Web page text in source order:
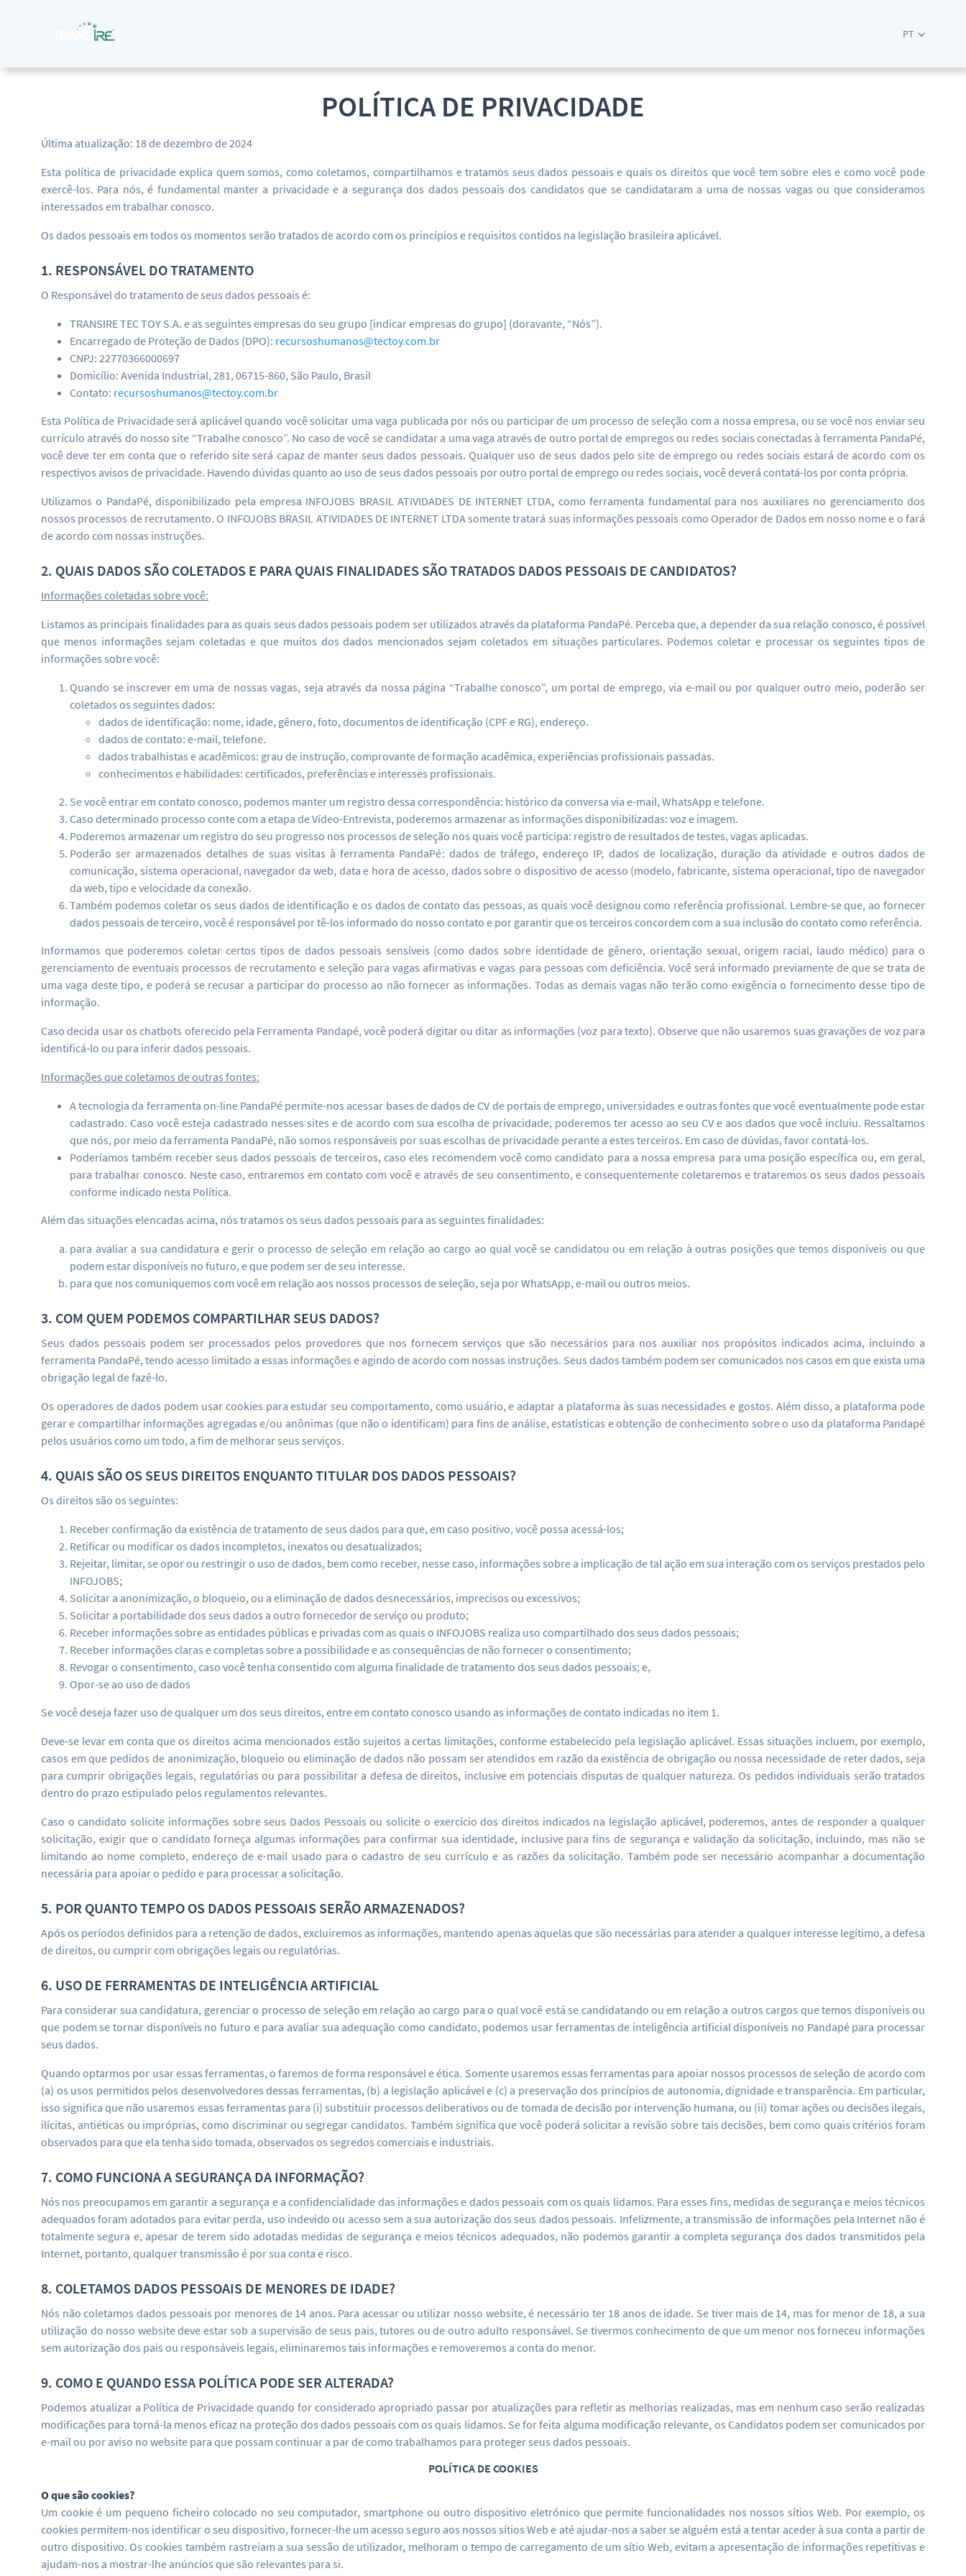
PT
POLÍTICA DE PRIVACIDADE
Última atualização: 18 de dezembro de 2024
Esta política de privacidade explica quem somos, como coletamos, compartilhamos e tratamos seus dados pessoais e quais os direitos que você tem sobre eles e como você pode
exercê-los. Para nós, é fundamental manter a privacidade e a segurança dos dados pessoais dos candidatos que se candidataram a uma de nossas vagas ou que consideramos
interessados em trabalhar conosco.
Os dados pessoais em todos os momentos serão tratados de acordo com os princípios e requisitos contidos na legislação brasileira aplicável.
1. RESPONSÁVEL DO TRATAMENTO
O Responsável do tratamento de seus dados pessoais é:
TRANSIRE TEC TOY S.A. e as seguintes empresas do seu grupo [indicar empresas do grupo] (doravante, “Nós”).
Encarregado de Proteção de Dados (DPO): recursoshumanos@tectoy.com.br
CNPJ: 22770366000697
Domicílio: Avenida Industrial, 281, 06715-860, São Paulo, Brasil
Contato: recursoshumanos@tectoy.com.br
Esta Política de Privacidade será aplicável quando você solicitar uma vaga publicada por nós ou participar de um processo de seleção com a nossa empresa, ou se você nos enviar seu
currículo através do nosso site “Trabalhe conosco”. No caso de você se candidatar a uma vaga através de outro portal de empregos ou redes sociais conectadas à ferramenta PandaPé,
você deve ter em conta que o referido site será capaz de manter seus dados pessoais. Qualquer uso de seus dados pelo site de emprego ou redes sociais estará de acordo com os
respectivos avisos de privacidade. Havendo dúvidas quanto ao uso de seus dados pessoais por outro portal de emprego ou redes sociais, você deverá contatá-los por conta própria.
Utilizamos o PandaPé, disponibilizado pela empresa INFOJOBS BRASIL ATIVIDADES DE INTERNET LTDA, como ferramenta fundamental para nos auxiliares no gerenciamento dos
nossos processos de recrutamento. O INFOJOBS BRASIL ATIVIDADES DE INTERNET LTDA somente tratará suas informações pessoais como Operador de Dados em nosso nome e o fará
de acordo com nossas instruções.
2. QUAIS DADOS SÃO COLETADOS E PARA QUAIS FINALIDADES SÃO TRATADOS DADOS PESSOAIS DE CANDIDATOS?
Informações coletadas sobre você:
Listamos as principais finalidades para as quais seus dados pessoais podem ser utilizados através da plataforma PandaPé. Perceba que, a depender da sua relação conosco, é possível
que menos informações sejam coletadas e que muitos dos dados mencionados sejam coletados em situações particulares. Podemos coletar e processar os seguintes tipos de
informações sobre você:
Quando se inscrever em uma de nossas vagas, seja através da nossa página “Trabalhe conosco”, um portal de emprego, via e-mail ou por qualquer outro meio, poderão ser
coletados os seguintes dados:
dados de identificação: nome, idade, gênero, foto, documentos de identificação (CPF e RG), endereço.
dados de contato: e-mail, telefone.
dados trabalhistas e acadêmicos: grau de instrução, comprovante de formação acadêmica, experiências profissionais passadas.
conhecimentos e habilidades: certificados, preferências e interesses profissionais.
Se você entrar em contato conosco, podemos manter um registro dessa correspondência: histórico da conversa via e-mail, WhatsApp e telefone.
Caso determinado processo conte com a etapa de Vídeo-Entrevista, poderemos armazenar as informações disponibilizadas: voz e imagem.
Poderemos armazenar um registro do seu progresso nos processos de seleção nos quais você participa: registro de resultados de testes, vagas aplicadas.
Poderão ser armazenados detalhes de suas visitas à ferramenta PandaPé: dados de tráfego, endereço IP, dados de localização, duração da atividade e outros dados de
comunicação, sistema operacional, navegador da web, data e hora de acesso, dados sobre o dispositivo de acesso (modelo, fabricante, sistema operacional, tipo de navegador
da web, tipo e velocidade da conexão.
Também podemos coletar os seus dados de identificação e os dados de contato das pessoas, as quais você designou como referência profissional. Lembre-se que, ao fornecer
dados pessoais de terceiro, você é responsável por tê-los informado do nosso contato e por garantir que os terceiros concordem com a sua inclusão do contato como referência.
Informamos que poderemos coletar certos tipos de dados pessoais sensíveis (como dados sobre identidade de gênero, orientação sexual, origem racial, laudo médico) para o
gerenciamento de eventuais processos de recrutamento e seleção para vagas afirmativas e vagas para pessoas com deficiência. Você será informado previamente de que se trata de
uma vaga deste tipo, e poderá se recusar a participar do processo ao não fornecer as informações. Todas as demais vagas não terão como exigência o fornecimento desse tipo de
informação.
Caso decida usar os chatbots oferecido pela Ferramenta Pandapé, você poderá digitar ou ditar as informações (voz para texto). Observe que não usaremos suas gravações de voz para
identificá-lo ou para inferir dados pessoais.
Informações que coletamos de outras fontes:
A tecnologia da ferramenta on-line PandaPé permite-nos acessar bases de dados de CV de portais de emprego, universidades e outras fontes que você eventualmente pode estar
cadastrado. Caso você esteja cadastrado nesses sites e de acordo com sua escolha de privacidade, poderemos ter acesso ao seu CV e aos dados que você incluiu. Ressaltamos
que nós, por meio da ferramenta PandaPé, não somos responsáveis por suas escolhas de privacidade perante a estes terceiros. Em caso de dúvidas, favor contatá-los.
Poderíamos também receber seus dados pessoais de terceiros, caso eles recomendem você como candidato para a nossa empresa para uma posição específica ou, em geral,
para trabalhar conosco. Neste caso, entraremos em contato com você e através de seu consentimento, e consequentemente coletaremos e trataremos os seus dados pessoais
conforme indicado nesta Política.
Além das situações elencadas acima, nós tratamos os seus dados pessoais para as seguintes finalidades:
para avaliar a sua candidatura e gerir o processo de seleção em relação ao cargo ao qual você se candidatou ou em relação à outras posições que temos disponíveis ou que
podem estar disponíveis no futuro, e que podem ser de seu interesse.
para que nos comuniquemos com você em relação aos nossos processos de seleção, seja por WhatsApp, e-mail ou outros meios.
3. COM QUEM PODEMOS COMPARTILHAR SEUS DADOS?
Seus dados pessoais podem ser processados pelos provedores que nos fornecem serviços que são necessários para nos auxiliar nos propósitos indicados acima, incluindo a
ferramenta PandaPé, tendo acesso limitado a essas informações e agindo de acordo com nossas instruções. Seus dados também podem ser comunicados nos casos em que exista uma
obrigação legal de fazê-lo.
Os operadores de dados podem usar cookies para estudar seu comportamento, como usuário, e adaptar a plataforma às suas necessidades e gostos. Além disso, a plataforma pode
gerar e compartilhar informações agregadas e/ou anônimas (que não o identificam) para fins de análise, estatísticas e obtenção de conhecimento sobre o uso da plataforma Pandapé
pelos usuários como um todo, a fim de melhorar seus serviços.
4. QUAIS SÃO OS SEUS DIREITOS ENQUANTO TITULAR DOS DADOS PESSOAIS?
Os direitos são os seguintes:
Receber confirmação da existência de tratamento de seus dados para que, em caso positivo, você possa acessá-los;
Retificar ou modificar os dados incompletos, inexatos ou desatualizados;
Rejeitar, limitar, se opor ou restringir o uso de dados, bem como receber, nesse caso, informações sobre a implicação de tal ação em sua interação com os serviços prestados pelo
INFOJOBS;
Solicitar a anonimização, o bloqueio, ou a eliminação de dados desnecessários, imprecisos ou excessivos;
Solicitar a portabilidade dos seus dados a outro fornecedor de serviço ou produto;
Receber informações sobre as entidades públicas e privadas com as quais o INFOJOBS realiza uso compartilhado dos seus dados pessoais;
Receber informações claras e completas sobre a possibilidade e as consequências de não fornecer o consentimento;
Revogar o consentimento, caso você tenha consentido com alguma finalidade de tratamento dos seus dados pessoais; e,
Opor-se ao uso de dados
Se você deseja fazer uso de qualquer um dos seus direitos, entre em contato conosco usando as informações de contato indicadas no item 1.
Deve-se levar em conta que os direitos acima mencionados estão sujeitos a certas limitações, conforme estabelecido pela legislação aplicável. Essas situações incluem, por exemplo,
casos em que pedidos de anonimização, bloqueio ou eliminação de dados não possam ser atendidos em razão da existência de obrigação ou nossa necessidade de reter dados, seja
para cumprir obrigações legais, regulatórias ou para possibilitar a defesa de direitos, inclusive em potenciais disputas de qualquer natureza. Os pedidos individuais serão tratados
dentro do prazo estipulado pelos regulamentos relevantes.
Caso o candidato solicite informações sobre seus Dados Pessoais ou solicite o exercício dos direitos indicados na legislação aplicável, poderemos, antes de responder a qualquer
solicitação, exigir que o candidato forneça algumas informações para confirmar sua identidade, inclusive para fins de segurança e validação da solicitação, incluindo, mas não se
limitando ao nome completo, endereço de e-mail usado para o cadastro de seu currículo e as razões da solicitação. Também pode ser necessário acompanhar a documentação
necessária para apoiar o pedido e para processar a solicitação.
5. POR QUANTO TEMPO OS DADOS PESSOAIS SERÃO ARMAZENADOS?
Após os períodos definidos para a retenção de dados, excluiremos as informações, mantendo apenas aquelas que são necessárias para atender a qualquer interesse legítimo, a defesa
de direitos, ou cumprir com obrigações legais ou regulatórias.
6. USO DE FERRAMENTAS DE INTELIGÊNCIA ARTIFICIAL
Para considerar sua candidatura, gerenciar o processo de seleção em relação ao cargo para o qual você está se candidatando ou em relação a outros cargos que temos disponíveis ou
que podem se tornar disponíveis no futuro e para avaliar sua adequação como candidato, podemos usar ferramentas de inteligência artificial disponíveis no Pandapé para processar
seus dados.
Quando optarmos por usar essas ferramentas, o faremos de forma responsável e ética. Somente usaremos essas ferramentas para apoiar nossos processos de seleção de acordo com
(a) os usos permitidos pelos desenvolvedores dessas ferramentas, (b) a legislação aplicável e (c) a preservação dos princípios de autonomia, dignidade e transparência. Em particular,
isso significa que não usaremos essas ferramentas para (i) substituir processos deliberativos ou de tomada de decisão por intervenção humana, ou (ii) tomar ações ou decisões ilegais,
ilícitas, antiéticas ou impróprias, como discriminar ou segregar candidatos. Também significa que você poderá solicitar a revisão sobre tais decisões, bem como quais critérios foram
observados para que ela tenha sido tomada, observados os segredos comerciais e industriais.
7. COMO FUNCIONA A SEGURANÇA DA INFORMAÇÃO?
Nós nos preocupamos em garantir a segurança e a confidencialidade das informações e dados pessoais com os quais lidamos. Para esses fins, medidas de segurança e meios técnicos
adequados foram adotados para evitar perda, uso indevido ou acesso sem a sua autorização dos seus dados pessoais. Infelizmente, a transmissão de informações pela Internet não é
totalmente segura e, apesar de terem sido adotadas medidas de segurança e meios técnicos adequados, não podemos garantir a completa segurança dos dados transmitidos pela
Internet, portanto, qualquer transmissão é por sua conta e risco.
8. COLETAMOS DADOS PESSOAIS DE MENORES DE IDADE?
Nós não coletamos dados pessoais por menores de 14 anos. Para acessar ou utilizar nosso website, é necessário ter 18 anos de idade. Se tiver mais de 14, mas for menor de 18, a sua
utilização do nosso website deve estar sob a supervisão de seus pais, tutores ou de outro adulto responsável. Se tivermos conhecimento de que um menor nos forneceu informações
sem autorização dos pais ou responsáveis legais, eliminaremos tais informações e removeremos a conta do menor.
9. COMO E QUANDO ESSA POLÍTICA PODE SER ALTERADA?
Podemos atualizar a Política de Privacidade quando for considerado apropriado passar por atualizações para refletir as melhorias realizadas, mas em nenhum caso serão realizadas
modificações para torná-la menos eficaz na proteção dos dados pessoais com os quais lidamos. Se for feita alguma modificação relevante, os Candidatos podem ser comunicados por
e-mail ou por aviso no website para que possam continuar a par de como trabalhamos para proteger seus dados pessoais.
POLÍTICA DE COOKIES
O que são cookies?
Um cookie é um pequeno ficheiro colocado no seu computador, smartphone ou outro dispositivo eletrónico que permite funcionalidades nos nossos sítios Web. Por exemplo, os
cookies permitem-nos identificar o seu dispositivo, fornecer-lhe um acesso seguro aos nossos sítios Web e até ajudar-nos a saber se alguém está a tentar aceder à sua conta a partir de
outro dispositivo. Os cookies também rastreiam a sua sessão de utilizador, melhoram o tempo de carregamento de um sítio Web, evitam a apresentação de informações repetitivas e
ajudam-nos a mostrar-lhe anúncios que são relevantes para si.